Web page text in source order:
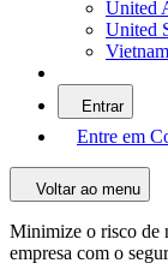
United
United
Vietnam
Entrar
Entre em
Voltar ao menu
Minimize o risco de
empresa com o